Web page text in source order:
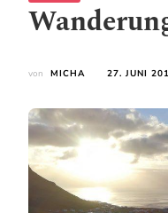
von MICHA 27. JUNI